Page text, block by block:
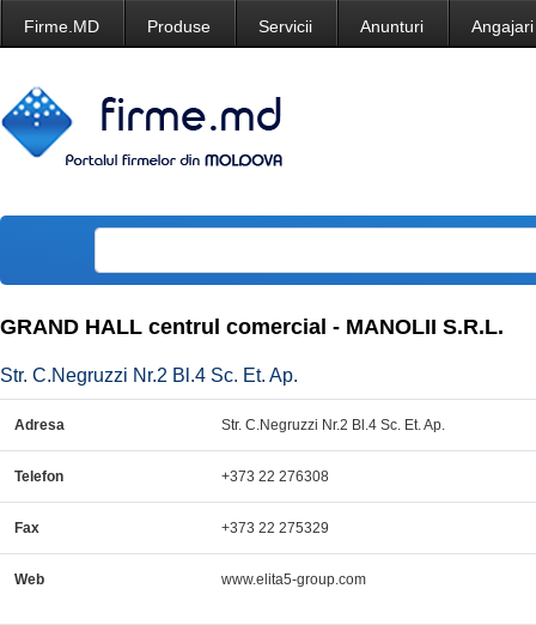
Firme.MD Produse Servicii Anunturi Angajari
GRAND HALL centrul comercial - MANOLII S.R.L.
Str. C.Negruzzi Nr.2 Bl.4 Sc. Et. Ap.
Adresa Str. C.Negruzzi Nr.2 Bl.4 Sc. Et. Ap.
Telefon +373 22 276308
Fax +373 22 275329
Web www.elita5-group.com